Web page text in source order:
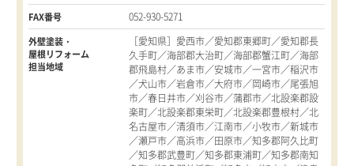
FAX番号
052-930-5271
外壁塗装・
屋根リフォーム
担当地域
［愛知県］愛西市／愛知郡東郷町／愛知郡長
久手町／海部郡大治町／海部郡蟹江町／海部
郡飛島村／あま市／安城市／一宮市／稲沢市
／犬山市／岩倉市／大府市／岡崎市／尾張旭
市／春日井市／刈谷市／蒲郡市／北設楽郡設
楽町／北設楽郡東栄町／北設楽郡豊根村／北
名古屋市／清須市／江南市／小牧市／新城市
／瀬戸市／高浜市／田原市／知多郡阿久比町
／知多郡武豊町／知多郡東浦町／知多郡南知